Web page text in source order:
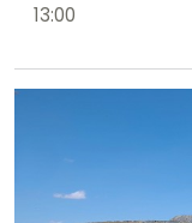
13:00